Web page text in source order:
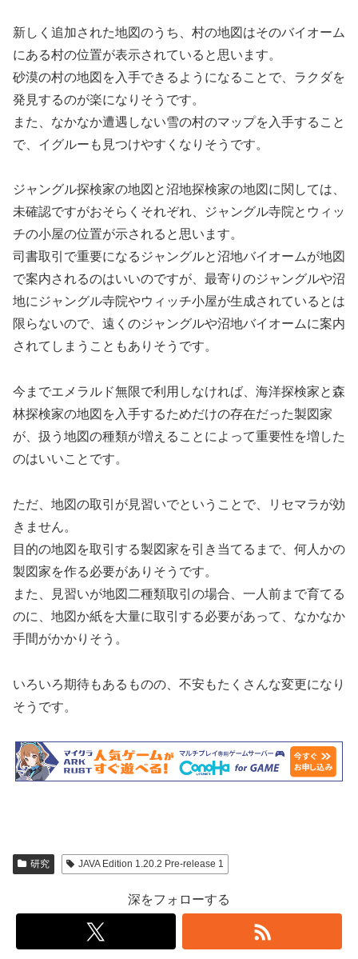
新しく追加された地図のうち、村の地図はそのバイオーム
にある村の位置が表示されていると思います。
砂漠の村の地図を入手できるようになることで、ラクダを
発見するのが楽になりそうです。
また、なかなか遭遇しない雪の村のマップを入手すること
で、イグルーも見つけやすくなりそうです。
ジャングル探検家の地図と沼地探検家の地図に関しては、
未確認ですがおそらくそれぞれ、ジャングル寺院とウィッ
チの小屋の位置が示されると思います。
司書取引で重要になるジャングルと沼地バイオームが地図
で案内されるのはいいのですが、最寄りのジャングルや沼
地にジャングル寺院やウィッチ小屋が生成されているとは
限らないので、遠くのジャングルや沼地バイオームに案内
されてしまうこともありそうです。
今までエメラルド無限で利用しなければ、海洋探検家と森
林探検家の地図を入手するためだけの存在だった製図家
が、扱う地図の種類が増えることによって重要性を増した
のはいいことです。
ただ、地図の取引が見習いでということで、リセマラが効
きません。
目的の地図を取引する製図家を引き当てるまで、何人かの
製図家を作る必要がありそうです。
また、見習いが地図二種類取引の場合、一人前まで育てる
のに、地図か紙を大量に取引する必要があって、なかなか
手間がかかりそう。
いろいろ期待もあるものの、不安もたくさんな変更になり
そうです。
研究 JAVA Edition 1.20.2 Pre-release 1
深をフォローする